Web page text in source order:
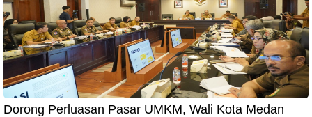
Dorong Perluasan Pasar UMKM, Wali Kota Medan